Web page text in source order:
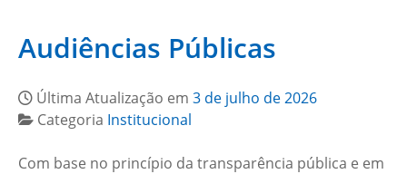
Audiências Públicas
Última Atualização em 3 de julho de 2026
Categoria Institucional
Com base no princípio da transparência pública e em